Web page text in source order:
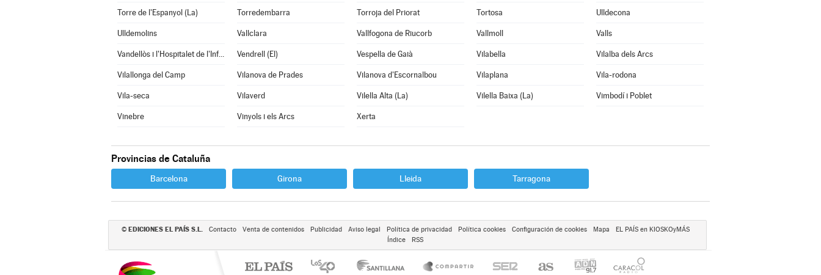
Torre de l'Espanyol (La) Torredembarra Torroja del Priorat Tortosa Ulldecona
Ulldemolins Vallclara Vallfogona de Riucorb Vallmoll Valls
Vandellòs i l'Hospitalet de l'Infant Vendrell (El) Vespella de Gaià Vilabella Vilalba dels Arcs
Vilallonga del Camp Vilanova de Prades Vilanova d'Escornalbou Vilaplana Vila-rodona
Vila-seca Vilaverd Vilella Alta (La) Vilella Baixa (La) Vimbodí i Poblet
Vinebre Vinyols i els Arcs Xerta
Provincias de Cataluña
Barcelona Girona Lleida Tarragona
© EDICIONES EL PAÍS S.L. Contacto Venta de contenidos Publicidad Aviso legal Política de privacidad Política cookies Configuración de cookies Mapa
EL PAÍS en KIOSKOyMÁS
Índice
RSS